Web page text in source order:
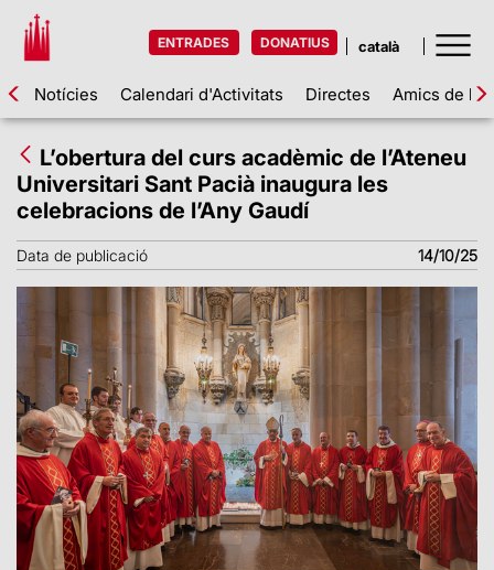
ENTRADES DONATIUS
Notícies Calendari d'Activitats Directes Amics de la
L’obertura del curs acadèmic de l’Ateneu
Universitari Sant Pacià inaugura les
celebracions de l’Any Gaudí
Data de publicació 14/10/25